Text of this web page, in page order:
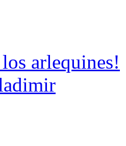
arlequines!